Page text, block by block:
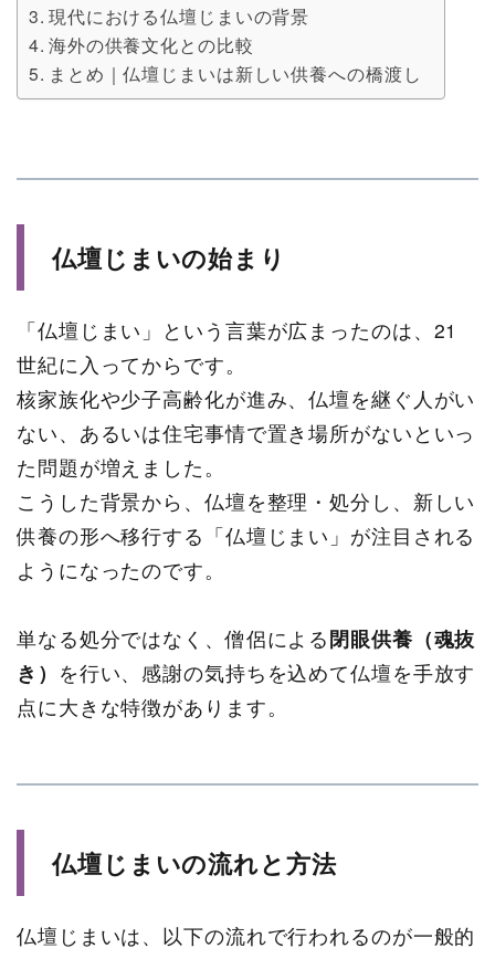
現代における仏壇じまいの背景
海外の供養文化との比較
まとめ｜仏壇じまいは新しい供養への橋渡し
仏壇じまいの始まり
「仏壇じまい」という言葉が広まったのは、21
世紀に入ってからです。
核家族化や少子高齢化が進み、仏壇を継ぐ人がい
ない、あるいは住宅事情で置き場所がないといっ
た問題が増えました。
こうした背景から、仏壇を整理・処分し、新しい
供養の形へ移行する「仏壇じまい」が注目される
ようになったのです。
単なる処分ではなく、僧侶による閉眼供養（魂抜
き） を行い、感謝の気持ちを込めて仏壇を手放す
点に大きな特徴があります。
仏壇じまいの流れと方法
仏壇じまいは、以下の流れで行われるのが一般的